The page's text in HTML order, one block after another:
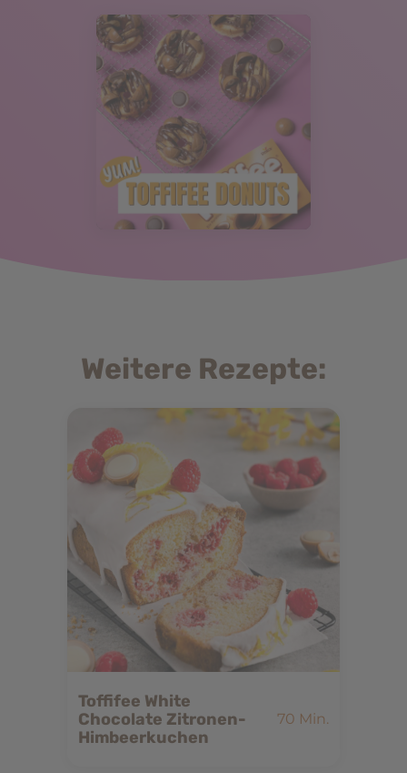
Play
Video
Weitere Rezepte:
Toffifee White
Chocolate Zitronen-
Himbeerkuchen
70 Min.